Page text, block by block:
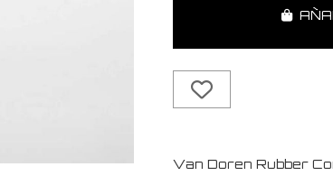
Van Doren Rubber